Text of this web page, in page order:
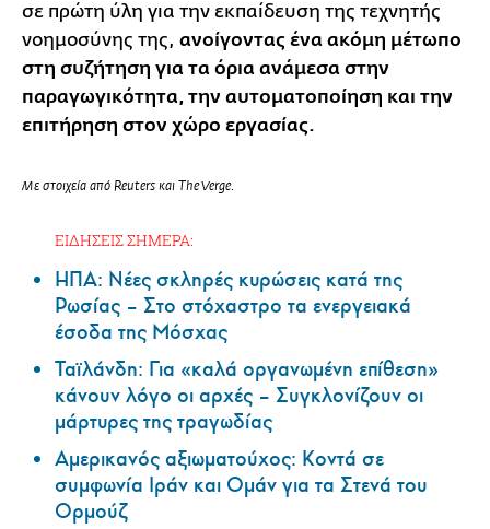
σε πρώτη ύλη για την εκπαίδευση της τεχνητής
νοημοσύνης της, ανοίγοντας ένα ακόμη μέτωπο
στη συζήτηση για τα όρια ανάμεσα στην
παραγωγικότητα, την αυτοματοποίηση και την
επιτήρηση στον χώρο εργασίας.
Με στοιχεία από Reuters και The Verge.
ΕΙΔΗΣΕΙΣ ΣΗΜΕΡΑ:
ΗΠΑ: Nέες σκληρές κυρώσεις κατά της
Ρωσίας – Στο στόχαστρο τα ενεργειακά
έσοδα της Μόσχας
Ταϊλάνδη: Για «καλά οργανωμένη επίθεση»
κάνουν λόγο οι αρχές – Συγκλονίζουν οι
μάρτυρες της τραγωδίας
Αμερικανός αξιωματούχος: Κοντά σε
συμφωνία Ιράν και Ομάν για τα Στενά του
Ορμούζ